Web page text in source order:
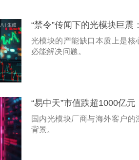
“禁令”传闻下的光模块巨震
光模块的产能缺口本质上是
必能解决问题。
“易中天”市值跌超1000亿
国内光模块厂商与海外客户
背景。